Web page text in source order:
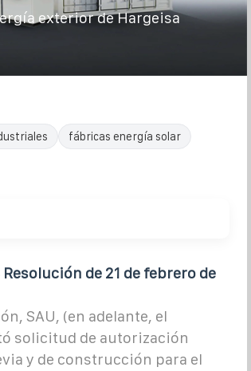
exterior de Hargeisa
fábricas energía solar
de 21 de febrero de
SAU, (en adelante, el
solicitud de autorización
y de construcción para el